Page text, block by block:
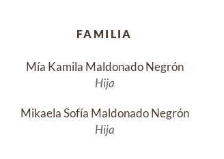
FAMILIA
Mía Kamila Maldonado Negrón
Hija
Mikaela Sofía Maldonado Negrón
Hija